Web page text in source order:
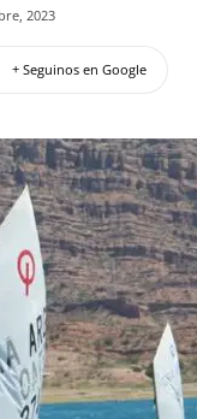
2023
+ Seguinos en Google